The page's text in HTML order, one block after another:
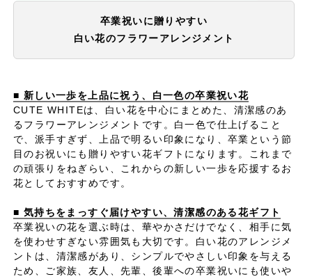
卒業祝いに贈りやすい
白い花のフラワーアレンジメント
■ 新しい一歩を上品に祝う、白一色の卒業祝い花
CUTE WHITEは、白い花を中心にまとめた、清潔感のあ
るフラワーアレンジメントです。白一色で仕上げること
で、派手すぎず、上品で明るい印象になり、卒業という節
目のお祝いにも贈りやすい花ギフトになります。これまで
の頑張りをねぎらい、これからの新しい一歩を応援するお
花としておすすめです。
■ 気持ちをまっすぐ届けやすい、清潔感のある花ギフト
卒業祝いの花を選ぶ時は、華やかさだけでなく、相手に気
を使わせすぎない雰囲気も大切です。白い花のアレンジメ
ントは、清潔感があり、シンプルでやさしい印象を与える
ため、ご家族、友人、先輩、後輩への卒業祝いにも使いや